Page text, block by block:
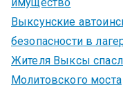
Выксунские
безопасности в
Жителя Выксы
Молитовского моста